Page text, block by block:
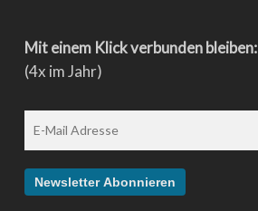
Mit einem Klick verbunden bleiben:
(4x im Jahr)